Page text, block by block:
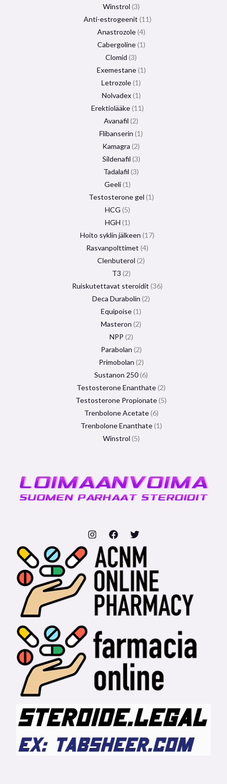
Winstrol 3
Anti-estrogeenit 11
Anastrozole 4
Cabergoline 1
Clomid 3
Exemestane 1
Letrozole 1
Nolvadex 1
Erektiolääke 11
Avanafil 2
Flibanserin 1
Kamagra 2
Sildenafil 3
Tadalafil 3
Geeli 1
Testosterone gel 1
HCG 5
HGH 1
Hoito syklin jälkeen 17
Rasvanpolttimet 4
Clenbuterol 2
T3 2
Ruiskutettavat steroidit 36
Deca Durabolin 2
Equipoise 1
Masteron 2
NPP 2
Parabolan 2
Primobolan 2
Sustanon 250 6
Testosterone Enanthate 2
Testosterone Propionate 5
Trenbolone Acetate 6
Trenbolone Enanthate 1
Winstrol 5